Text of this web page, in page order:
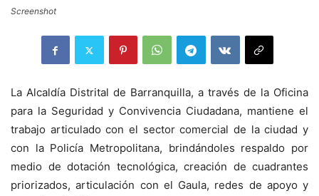
Screenshot
La Alcaldía Distrital de Barranquilla, a través de la Oficina
para la Seguridad y Convivencia Ciudadana, mantiene el
trabajo articulado con el sector comercial de la ciudad y
con la Policía Metropolitana, brindándoles respaldo por
medio de dotación tecnológica, creación de cuadrantes
priorizados, articulación con el Gaula, redes de apoyo y